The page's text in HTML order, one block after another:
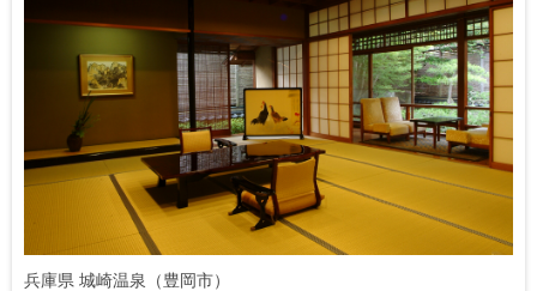
兵庫県 城崎温泉（豊岡市）